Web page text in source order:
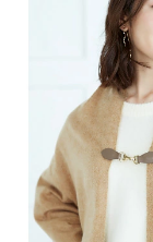
INFORMATION
ご利用ガイド
プライバシーポリ
特定商取引法につ
会社概要